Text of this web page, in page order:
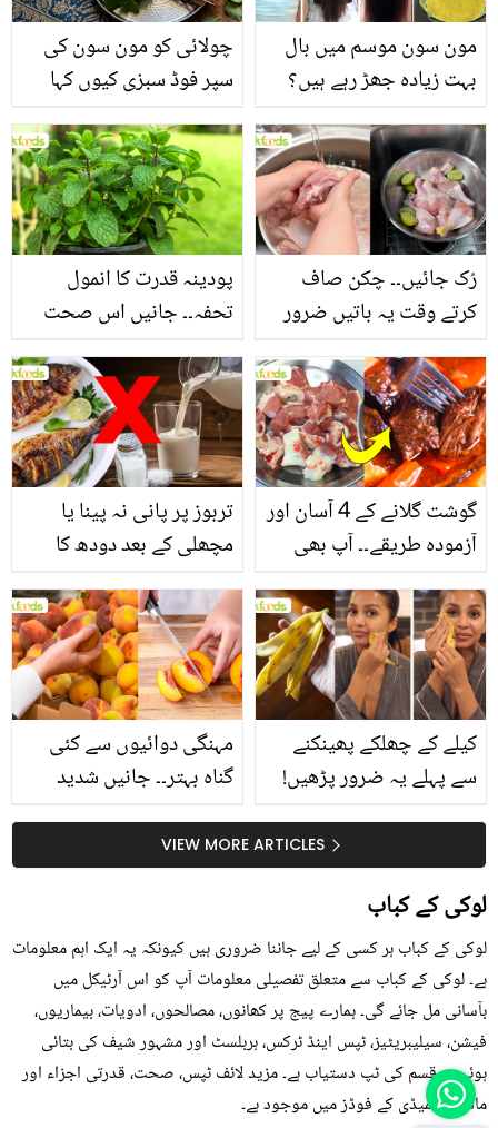
چولائی کو مون سون کی
سپر فوڈ سبزی کیوں کہا
منرلز اور اینٹی آکسیڈنٹس
سے بھرپور اس سبزی کے
فائدے
مون سون موسم میں بال
بہت زیادہ جھڑ رہے ہیں؟
بنانے کے چند قدرتی طریقے
پودینہ قدرت کا انمول
تحفہ۔۔ جانیں اس صحت
انگیز طبی فوائد
رُک جائیں۔۔ چکن صاف
کرتے وقت یہ باتیں ضرور
تربوز پر پانی نہ پینا یا
مچھلی کے بعد دودھ کا
سے متعلق غلط فہمیوں کی
حقیقت کیا ہے اور افواہ
کیا؟
گوشت گلانے کے 4 آسان اور
آزمودہ طریقے۔۔ آپ بھی
بتائے راز
مہنگی دوائیوں سے کئی
گناہ بہتر۔۔ جانیں شدید
کیوں کھانا چاہیے؟
کیلے کے چھلکے پھینکنے
سے پہلے یہ ضرور پڑھیں!
سستا اور قدرتی حلVIEW MORE ARTICLES
لوکی کے کباب
لوکی کے کباب ہر کسی کے لیے جاننا ضروری ہیں کیونکہ یہ ایک اہم معلومات
ہے۔ لوکی کے کباب سے متعلق تفصیلی معلومات آپ کو اس آرٹیکل میں
بآسانی مل جائے گی۔ ہمارے پیج پر کھانوں، مصالحوں، ادویات، بیماریوں،
فیشن، سیلیبریٹیز، ٹپس اینڈ ٹرکس، ہربلسٹ اور مشہور شیف کی بتائی
ہوئی ہر قسم کی ٹپ دستیاب ہے۔ مزید لائف ٹپس، صحت، قدرتی اجزاء اور
ماڈرن ریمیڈی کے فوڈز میں موجود ہے۔